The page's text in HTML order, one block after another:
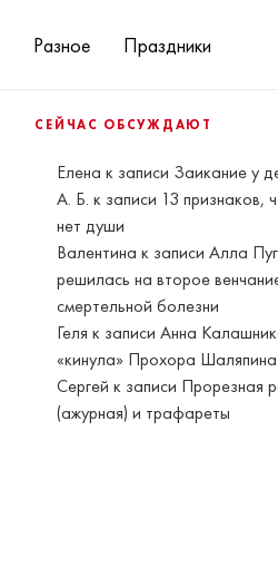
Разное Праздники
СЕЙЧАС ОБСУЖДАЮТ
Елена к записи Заикание у
А. Б. к записи 13 признаков,
нет души
Валентина к записиАлла
решилась на второе
смертельной болезни
Геля к записиАнна
«кинула» Прохора Шаляпина
Сергей к записи Прорезная
(ажурная) и трафареты